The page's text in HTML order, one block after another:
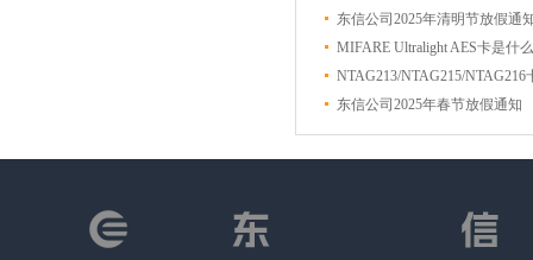
东信公司2025年清明节放假通
MIFARE Ultralight AES卡是什
NTAG213/NTAG215/NTAG216
东信公司2025年春节放假通知